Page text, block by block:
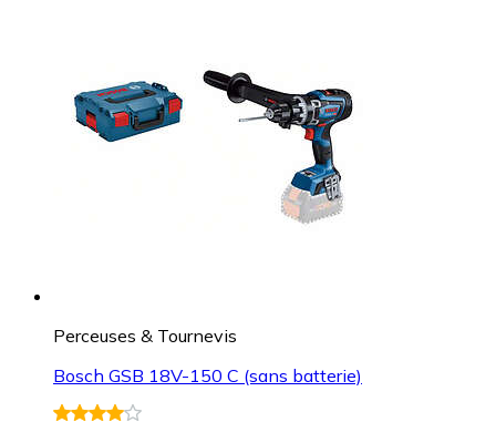
Perceuses & Tournevis
Bosch GSB 18V-150 C (sans batterie)